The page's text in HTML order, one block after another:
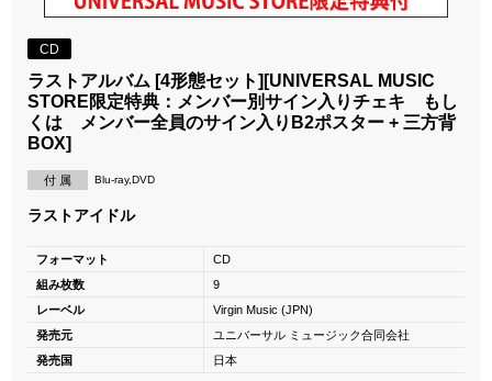
CD
ラストアルバム [4形態セット][UNIVERSAL MUSIC
STORE限定特典：メンバー別サイン入りチェキ もし
くは メンバー全員のサイン入りB2ポスター + 三方背
BOX]
付 属 Blu-ray,DVD
ラストアイドル
フォーマット
CD
組み枚数
9
レーベル
Virgin Music (JPN)
発売元
ユニバーサル ミュージック合同会社
発売国
日本